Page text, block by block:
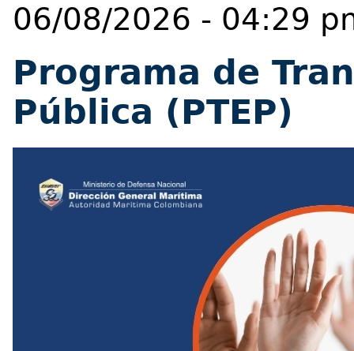
06/08/2026 - 04:29
Programa de
Pública (PTEP)